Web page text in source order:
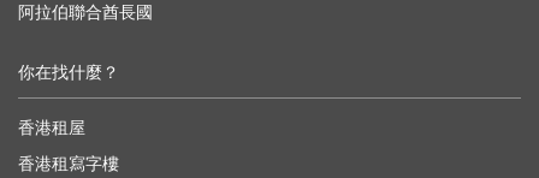
阿拉伯聯合酋長國
你在找什麼？
香港租屋
香港租寫字樓